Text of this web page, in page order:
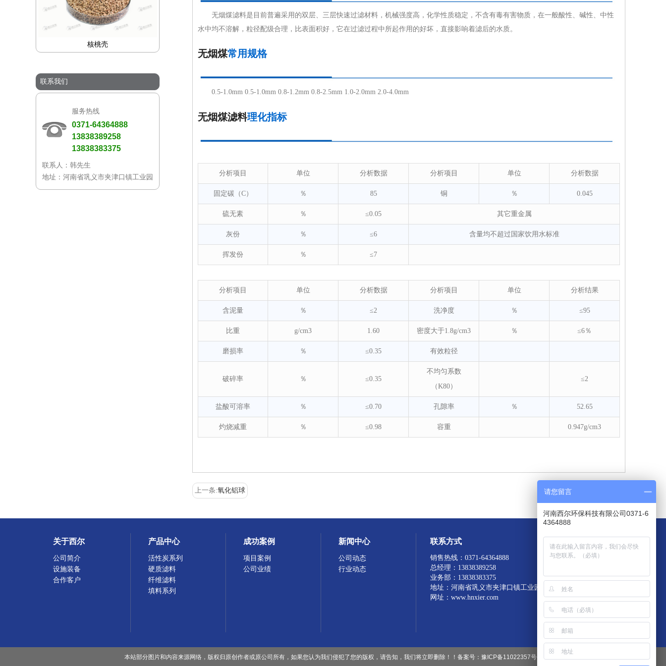
核桃壳
联系我们
服务热线
0371-64364888
13838389258
13838383375
联系人：韩先生
地址：河南省巩义市夹津口镇工业园
无烟煤滤料是目前普遍采用的双层、三层快速过滤材料，机械强度高，化学性质稳定，不含有毒有害物质，在一般酸性、碱性、中性
水中均不溶解，粒径配级合理，比表面积好，它在过滤过程中所起作用的好坏，直接影响着滤后的水质。
无烟煤常用规格
0.5-1.0mm 0.5-1.0mm 0.8-1.2mm 0.8-2.5mm 1.0-2.0mm 2.0-4.0mm
无烟煤滤料理化指标
分析项目 单位 分析数据 分析项目 单位 分析数据
固定碳（C） ％ 85 铜 ％ 0.045
硫无素 ％ ≤0.05 其它重金属
灰份 ％ ≤6 含量均不超过国家饮用水标准
挥发份 ％ ≤7
分析项目 单位 分析数据 分析项目 单位 分析结果
含泥量 ％ ≤2 洗净度 ％ ≤95
比重 g/cm3 1.60 密度大于1.8g/cm3 ％ ≤6％
磨损率 ％ ≤0.35 有效粒径
破碎率 ％ ≤0.35
不均匀系数
（K80）
≤2
盐酸可溶率 ％ ≤0.70 孔隙率 ％ 52.65
灼烧减重 ％ ≤0.98 容重 0.947g/cm3
上一条:氧化铝球
关于西尔
公司简介
设施装备
合作客户
产品中心
活性炭系列
硬质滤料
纤维滤料
填料系列
成功案例
项目案例
公司业绩
新闻中心
公司动态
行业动态
联系方式
销售热线：0371-64364888
总经理：13838389258
业务部：13838383375
地址：河南省巩义市夹津口镇工业园
网址：www.hnxier.com
本站部分图片和内容来源网络，版权归原创作者或原公司所有，如果您认为我们侵犯了您的版权，请告知，我们将立即删除！！备案号： 豫ICP备11022357号-6
请您留言
河南西尔环保科技有限公司0371-6
4364888